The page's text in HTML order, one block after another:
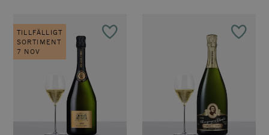
TILLFÄLLIGT
SORTIMENT
7 NOV